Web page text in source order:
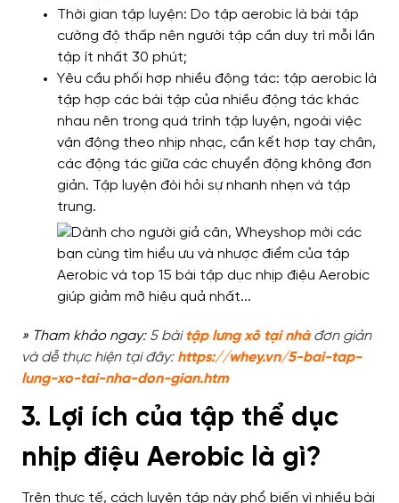
Thời gian tập luyện: Do tập aerobic là bài tập
cường độ thấp nên người tập cần duy trì mỗi lần
tập ít nhất 30 phút;
Yêu cầu phối hợp nhiều động tác: tập aerobic là
tập hợp các bài tập của nhiều động tác khác
nhau nên trong quá trình tập luyện, ngoài việc
vận động theo nhịp nhạc, cần kết hợp tay chân,
các động tác giữa các chuyển động không đơn
giản. Tập luyện đòi hỏi sự nhanh nhẹn và tập
trung.
» Tham khảo ngay: 5 bài tập lưng xô tại nhà đơn giản
và dễ thực hiện tại đây: https://whey.vn/5-bai-tap-
lung-xo-tai-nha-don-gian.htm
3. Lợi ích của tập thể dục
nhịp điệu Aerobic là gì?
Trên thực tế, cách luyện tập này phổ biến vì nhiều bài